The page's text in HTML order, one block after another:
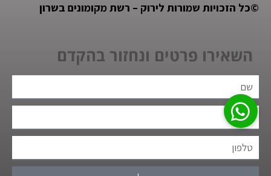
©כל הזכויות שמורות לירוק – רשת מקומונים בשרון
השאירו פרטים ונחזור בהקדם